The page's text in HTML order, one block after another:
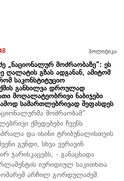
პოლიტიკა
მოძრაობაზე“: ეს
ღალატის გზას ადგანან, ამიტომ
საკონსტიტუციო
განხილვა დროულად
მოღალატეობრივი ნაბიჯები
სამართლებრივად შეფასდეს
მოძრაობამ“
ქმედებები ჩვენს
და ისინი ტრიბუნალისთვის
გუნდი, სხვა ვერავინ
ჯარისკაცებს, - განაცხადა
იურიდიულ საკითხთა
არჩილ გორდულაძემ.